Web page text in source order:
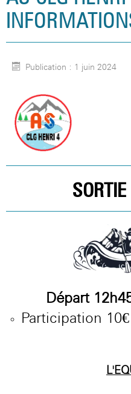
Publication : 1 juin 2024
Départ
Participation 10€